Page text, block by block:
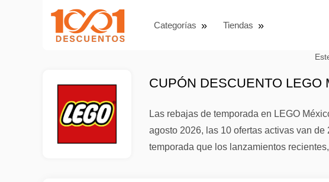
Categorías Tiendas
CUPÓN DESCUENTO LEGO
Las rebajas de temporada en LEGO
agosto 2026, las 10 ofertas activas van
temporada que los lanzamientos